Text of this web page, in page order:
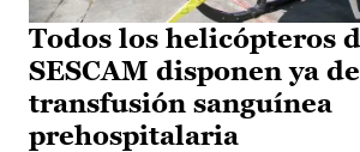
Todos los helicópteros
SESCAM disponen ya de
transfusión sanguínea
prehospitalaria